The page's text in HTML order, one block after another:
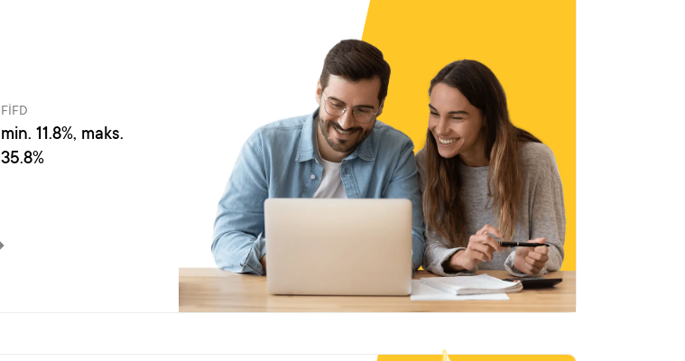
FİFD
min. 11.8%, maks.
35.8%